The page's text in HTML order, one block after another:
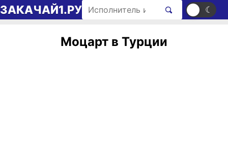
Перейти к содержимому
ЗАКАЧАЙ1.РУ Поиск рингтонов ☀ ☾
Моцарт в Турции